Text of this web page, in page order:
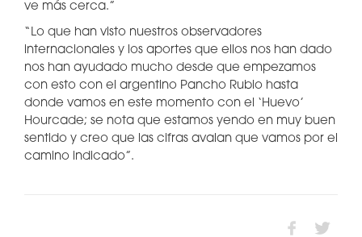
ve más cerca.”
“Lo que han visto nuestros observadores
internacionales y los aportes que ellos nos han dado
nos han ayudado mucho desde que empezamos
con esto con el argentino Pancho Rubio hasta
donde vamos en este momento con el ‘Huevo’
Hourcade; se nota que estamos yendo en muy buen
sentido y creo que las cifras avalan que vamos por el
camino indicado”.